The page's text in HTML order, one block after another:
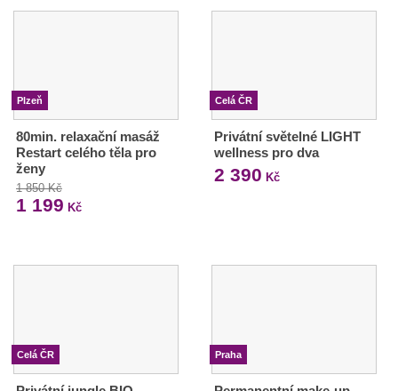
Plzeň
80min. relaxační masáž
Restart celého těla pro
ženy
1 850 Kč
1 199 Kč
Celá ČR
Privátní světelné LIGHT
wellness pro dva
2 390 Kč
Celá ČR Praha